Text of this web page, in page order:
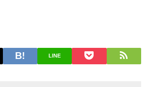
LINE